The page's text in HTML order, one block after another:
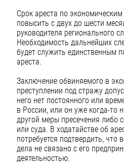
Срок ареста по
повысить с двух до шести
руководителя регионального
Необходимость дальнейших
будет служить единственным
ареста.
Заключение обвиняемого в
преступлении под стражу
него нет постоянного или
в России, или он уже когда-то
другой меры пресечения либо
или суда. В ходатайстве об
потребуется подтвердить, что
дела не связано с его
деятельностью.